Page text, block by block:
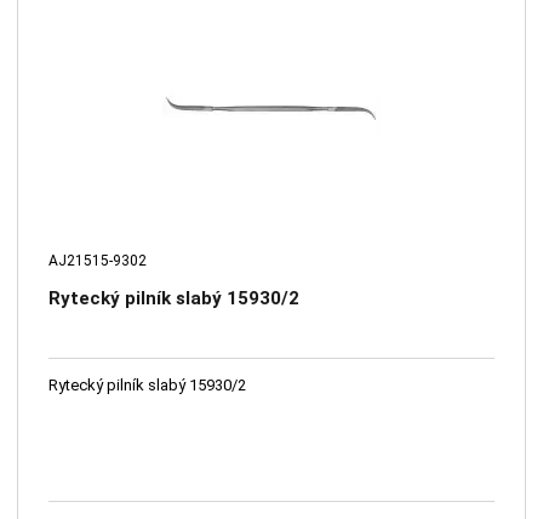
AJ21515-9302
Rytecký pilník slabý 15930/2
Rytecký pilník slabý 15930/2